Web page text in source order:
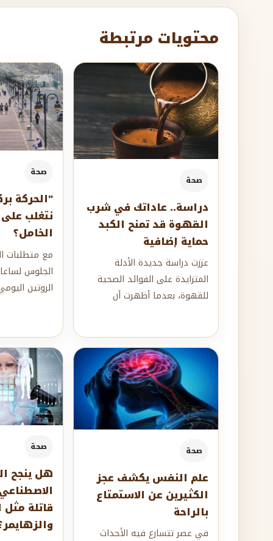
محتويات مرتبطة
صحة
دراسة.. عاداتك في شرب
القهوة قد تمنح الكبد
حماية إضافية
عززت دراسة جديدة الأدلة
المتزايدة على الفوائد الصحية
للقهوة، بعدما أظهرت أن
صحة
"الحركة
نتغلب
الخامل؟
مع متطلبات
الجلوس
الروتين
صحة
علم النفس يكشف عجز
الكثيرين عن الاستمتاع
بالراحة
في عصر تتسارع فيه الأحداث
صحة
هل ينجح
قاتلة